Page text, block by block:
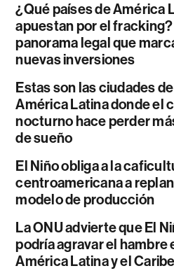
¿Qué países de América
apuestan por el fracking?
panorama legal que
nuevas inversiones
Estas son las ciudades de
América Latina donde el
nocturno hace perder
de sueño
El Niño obliga a la
centroamericana a
modelo de producción
La ONU advierte que El
podría agravar el hambre
América Latina y el Caribe